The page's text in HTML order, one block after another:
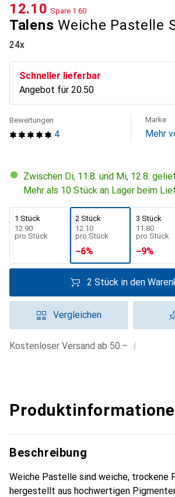
Talens Weiche Pastelle
24x
CHF
12.10 Spare CHF
1.60
Schneller lieferbar
Angebot für CHF
20.50
4
Bewertungen Marke
Mehr
Zwischen Di, 11.8. und Mi, 12.8.
Mehr als 10 Stück an Lager beim
1 Stück
CHF
12.90
pro Stück
2 Stück
CHF
12.10
pro Stück
−6%
3 Stück
CHF
11.80
pro Stück
−9%
2 Stück in den
Vergleichen
Kostenloser Versand ab 50.– i
Beschreibung
Weiche Pastelle sind weiche, trockene
hergestellt aus hochwertigen